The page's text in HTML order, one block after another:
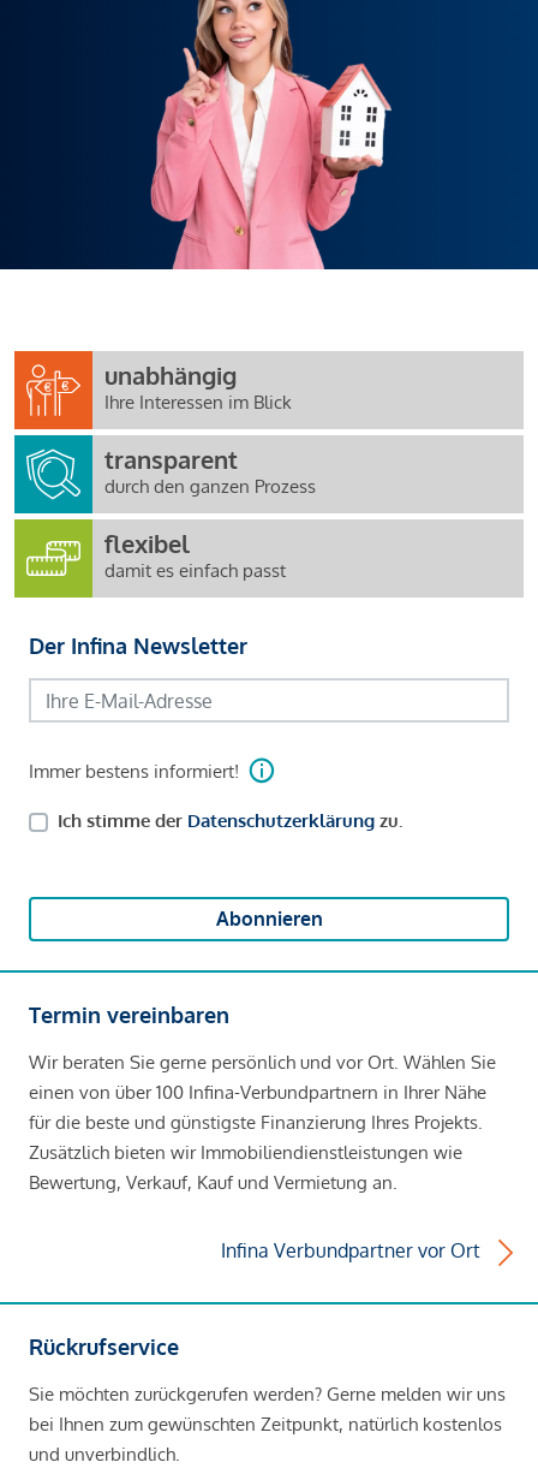
unabhängig
Ihre Interessen im Blick
transparent
durch den ganzen Prozess
flexibel
damit es einfach passt
Der Infina Newsletter
Immer bestens informiert!
Ich stimme der Datenschutzerklärung zu.
Abonnieren
Termin vereinbaren
Wir beraten Sie gerne persönlich und vor Ort. Wählen Sie
einen von über 100 Infina-Verbundpartnern in Ihrer Nähe
für die beste und günstigste Finanzierung Ihres Projekts.
Zusätzlich bieten wir Immobiliendienstleistungen wie
Bewertung, Verkauf, Kauf und Vermietung an.
Infina Verbundpartner vor Ort
Rückrufservice
Sie möchten zurückgerufen werden? Gerne melden wir uns
bei Ihnen zum gewünschten Zeitpunkt, natürlich kostenlos
und unverbindlich.